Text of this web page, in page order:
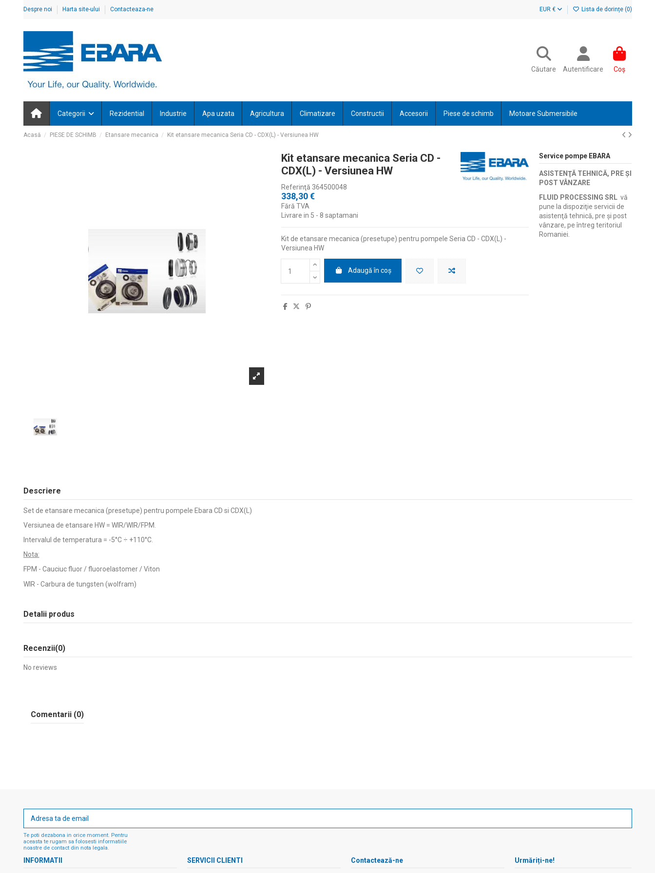
Despre noi Harta site-ului Contacteaza-ne EUR € Lista de dorințe (0)
Căutare Autentificare Coș
Categorii Rezidential Industrie Apa uzata Agricultura Climatizare Constructii Accesorii Piese de schimb Motoare Submersibile
Acasă PIESE DE SCHIMB Etansare mecanica Kit etansare mecanica Seria CD - CDX(L) - Versiunea HW
Kit etansare mecanica Seria CD -
CDX(L) - Versiunea HW
Referinţă 364500048
338,30 €
Fără TVA
Livrare in 5 - 8 saptamani
Kit de etansare mecanica (presetupe) pentru pompele Seria CD - CDX(L) -
Versiunea HW
Adaugă în coș
Service pompe EBARA
ASISTENŢĂ TEHNICĂ, PRE ŞI
POST VÂNZARE
FLUID PROCESSING SRLvă
pune la dispoziţie servicii de
asistenţă tehnică, pre şi post
vânzare, pe întreg teritoriul
Romaniei.
Descriere
Set de etansare mecanica (presetupe) pentru pompele Ebara CD si CDX(L)
Versiunea de etansare HW = WIR/WIR/FPM.
Intervalul de temperatura = -5°C ÷ +110°C.
Nota:
FPM - Cauciuc fluor / fluoroelastomer / Viton
WIR - Carbura de tungsten (wolfram)
Detalii produs
Recenzii(0)
No reviews
Comentarii (0)
Te poti dezabona in orice moment. Pentru
aceasta te rugam sa folosesti informatiile
noastre de contact din nota legala.
INFORMATII SERVICII CLIENTI Contactează-ne Urmăriți-ne!